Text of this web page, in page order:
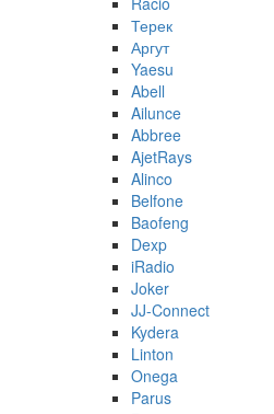
Терек
Аргут
Yaesu
Abell
Ailunce
Abbree
AjetRays
Alinco
Belfone
Baofeng
Dexp
iRadio
Joker
JJ-Connect
Kydera
Linton
Onega
Parus